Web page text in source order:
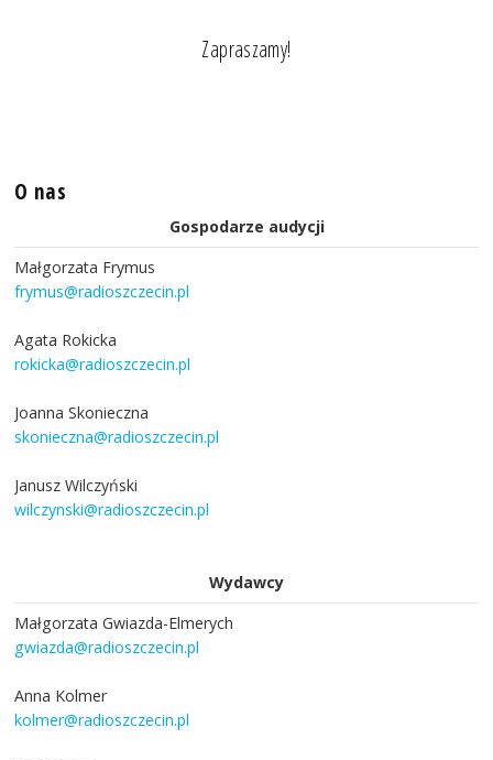
Zapraszamy!
O nas
Gospodarze audycji
Małgorzata Frymus
frymus@radioszczecin.pl
Agata Rokicka
rokicka@radioszczecin.pl
Joanna Skonieczna
skonieczna@radioszczecin.pl
Janusz Wilczyński
wilczynski@radioszczecin.pl
Wydawcy
Małgorzata Gwiazda-Elmerych
gwiazda@radioszczecin.pl
Anna Kolmer
kolmer@radioszczecin.pl